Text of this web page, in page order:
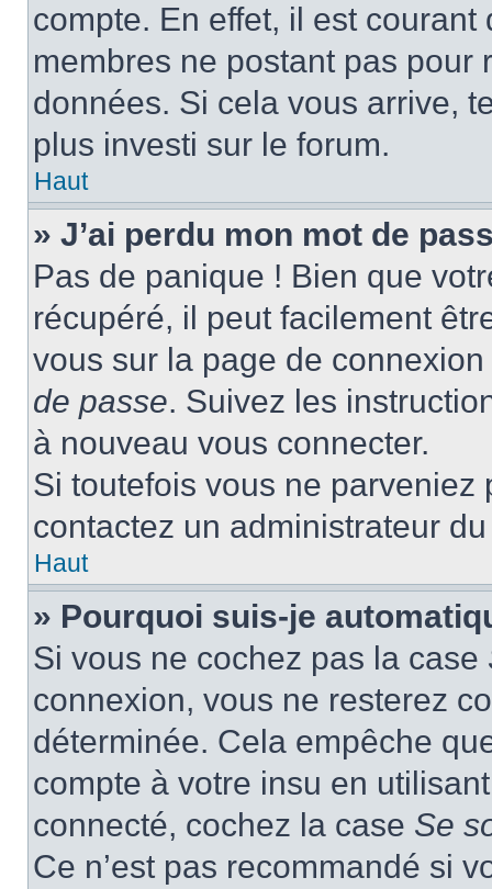
compte. En effet, il est
membres ne postant pas
données. Si cela vous arrive,
plus investi sur le forum.
Haut
» J’ai perdu mon mot de
Pas de panique ! Bien que
récupéré, il peut facilement
vous sur la page de
de passe. Suivez les
à nouveau vous connecter.
Si toutefois vous ne
contactez un administrateur
Haut
» Pourquoi suis-je
Si vous ne cochez pas la case
connexion, vous ne resterez
déterminée. Cela empêche
compte à votre insu en
connecté, cochez la case Se
Ce n’est pas recommandé si